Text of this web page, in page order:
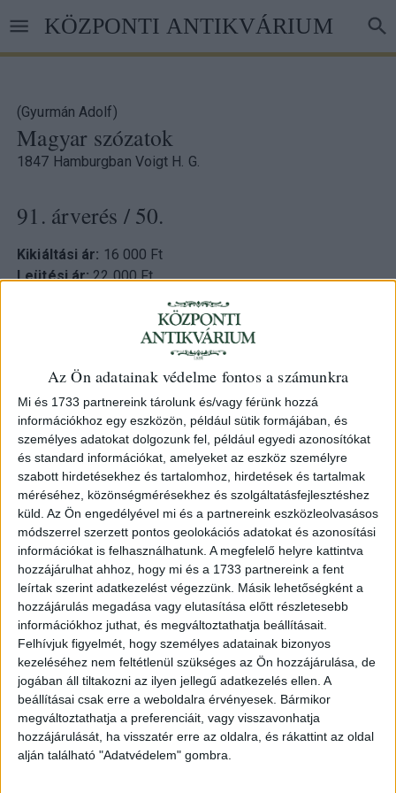
Az Ön adatainak védelme fontos a számunkra
Mi és 1733 partnereink tárolunk és/vagy férünk hozzá
információkhoz egy eszközön, például sütik formájában, és
személyes adatokat dolgozunk fel, például egyedi azonosítókat
és standard információkat, amelyeket az eszköz személyre
szabott hirdetésekhez és tartalomhoz, hirdetések és tartalmak
méréséhez, közönségmérésekhez és szolgáltatásfejlesztéshez
küld. Az Ön engedélyével mi és a partnereink eszközleolvasásos
módszerrel szerzett pontos geolokációs adatokat és azonosítási
információkat is felhasználhatunk. A megfelelő helyre kattintva
hozzájárulhat ahhoz, hogy mi és a 1733 partnereink a fent
leírtak szerint adatkezelést végezzünk. Másik lehetőségként a
hozzájárulás megadása vagy elutasítása előtt részletesebb
információkhoz juthat, és megváltoztathatja beállításait.
Felhívjuk figyelmét, hogy személyes adatainak bizonyos
kezeléséhez nem feltétlenül szükséges az Ön hozzájárulása, de
jogában áll tiltakozni az ilyen jellegű adatkezelés ellen. A
beállításai csak erre a weboldalra érvényesek. Bármikor
megváltoztathatja a preferenciáit, vagy visszavonhatja
hozzájárulását, ha visszatér erre az oldalra, és rákattint az oldal
alján található "Adatvédelem" gombra.
tartalomra
KÖZPONTI ANTIKVÁRIUM
(Gyurmán Adolf)
Magyar szózatok
1847 Hamburgban Voigt H. G.
91. árverés / 50.
Kikiáltási ár: 16 000 Ft
Leütési ár:22 000 Ft
A szerző újságíró volt, a szabadságharc idején a kormány
hivatalos lapját, a Közlönyt szerkesztette.
(4)+410p.
Díszesen aranyozott gerincű, korabeli félbőr-kötésben.
Szép példány.
Cím: 1053 Budapest., Múzeum krt. 13-15.
Telefon: +36 1 317 3514
Nyitva: hétköznap 10-18h, szombat 10-14h